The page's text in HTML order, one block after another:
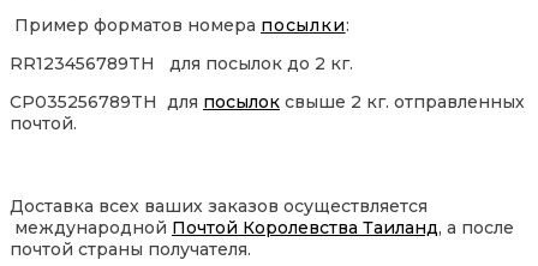
Пример форматов номера посылки:
RR123456789TH для посылок до 2 кг.
CP035256789TH для посылок свыше 2 кг. отправленных
почтой.
Доставка всех ваших заказов осуществляется
международной Почтой Королевства Таиланд, а после
почтой страны получателя.